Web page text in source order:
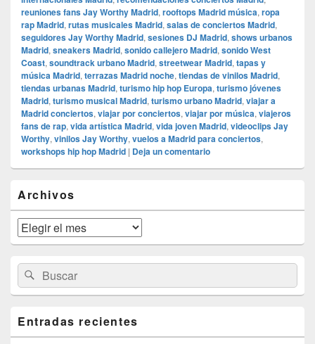
reuniones fans Jay Worthy Madrid, rooftops Madrid música, ropa
rap Madrid, rutas musicales Madrid, salas de conciertos Madrid,
seguidores Jay Worthy Madrid, sesiones DJ Madrid, shows urbanos
Madrid, sneakers Madrid, sonido callejero Madrid, sonido West
Coast, soundtrack urbano Madrid, streetwear Madrid, tapas y
música Madrid, terrazas Madrid noche, tiendas de vinilos Madrid,
tiendas urbanas Madrid, turismo hip hop Europa, turismo jóvenes
Madrid, turismo musical Madrid, turismo urbano Madrid, viajar a
Madrid conciertos, viajar por conciertos, viajar por música, viajeros
fans de rap, vida artística Madrid, vida joven Madrid, videoclips Jay
Worthy, vinilos Jay Worthy, vuelos a Madrid para conciertos,
workshops hip hop Madrid | Deja un comentario
área
de
widget
barra
lateral
primaria
Archivos
Archivos
Buscar
por:
Buscar
Entradas recientes